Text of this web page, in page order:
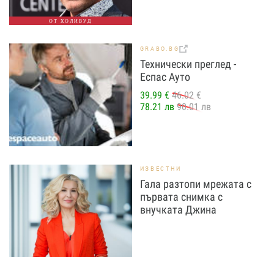
ОТ ХОЛИВУД
GRABO.BG
Технически преглед -
Еспас Ауто
39.99 € 46.02 €
78.21 лв 90.01 лв
ИЗВЕСТНИ
Гала разтопи мрежата с
първата снимка с
внучката Джина